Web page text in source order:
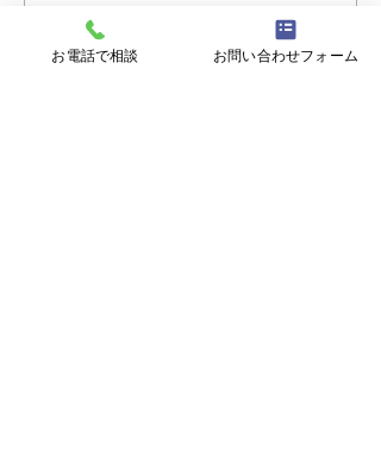
お電話で相談 お問い合わせフォーム